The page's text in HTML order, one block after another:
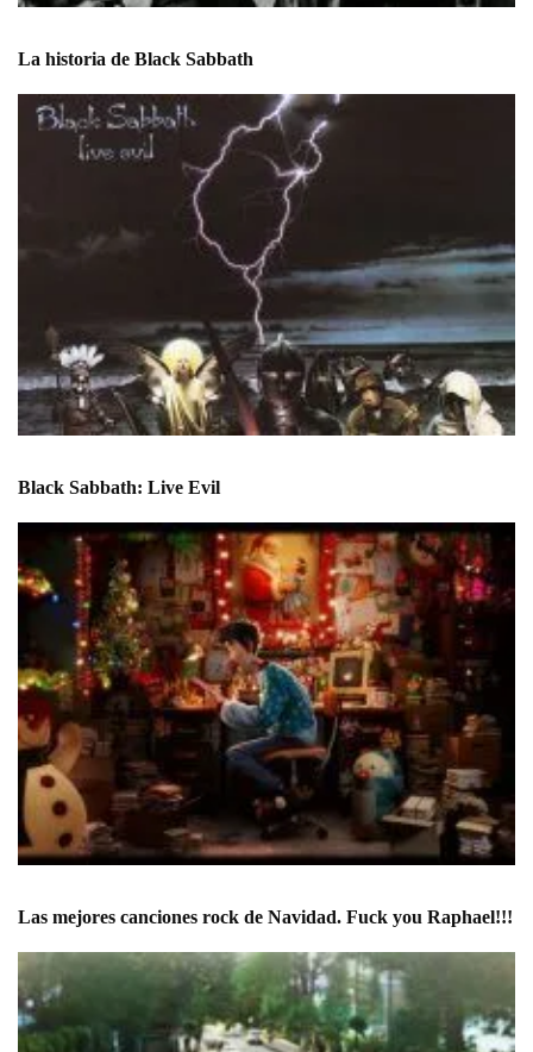
La historia de Black Sabbath
Black Sabbath: Live Evil
Las mejores canciones rock de Navidad. Fuck you Raphael!!!